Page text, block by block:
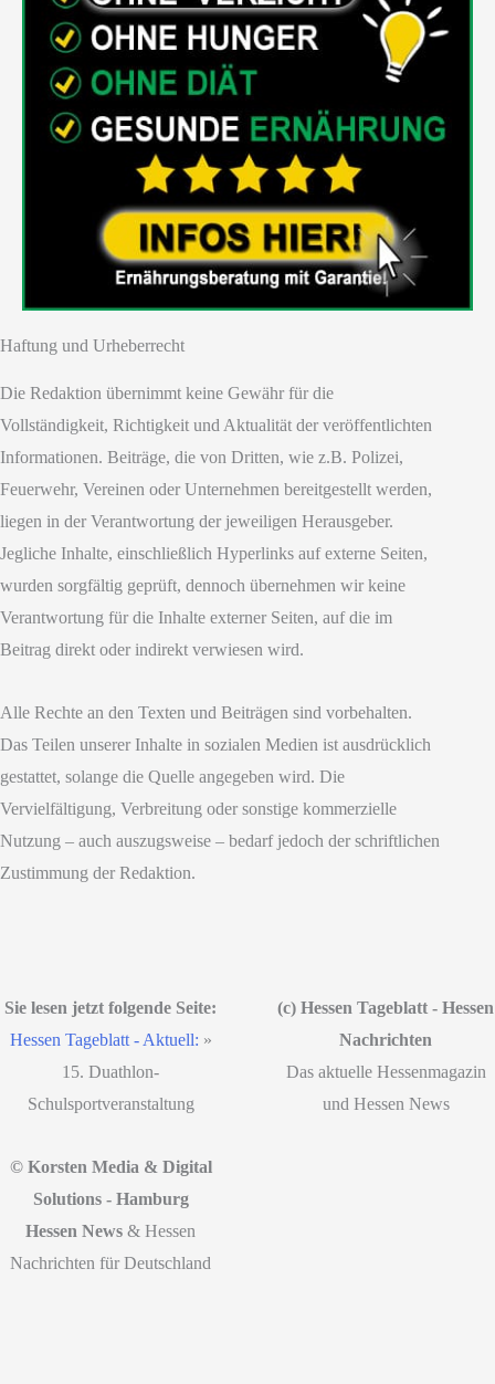
Haftung und Urheberrecht
Die Redaktion übernimmt keine Gewähr für die
Vollständigkeit, Richtigkeit und Aktualität der veröffentlichten
Informationen. Beiträge, die von Dritten, wie z.B. Polizei,
Feuerwehr, Vereinen oder Unternehmen bereitgestellt werden,
liegen in der Verantwortung der jeweiligen Herausgeber.
Jegliche Inhalte, einschließlich Hyperlinks auf externe Seiten,
wurden sorgfältig geprüft, dennoch übernehmen wir keine
Verantwortung für die Inhalte externer Seiten, auf die im
Beitrag direkt oder indirekt verwiesen wird.
Alle Rechte an den Texten und Beiträgen sind vorbehalten.
Das Teilen unserer Inhalte in sozialen Medien ist ausdrücklich
gestattet, solange die Quelle angegeben wird. Die
Vervielfältigung, Verbreitung oder sonstige kommerzielle
Nutzung – auch auszugsweise – bedarf jedoch der schriftlichen
Zustimmung der Redaktion.
Sie lesen jetzt folgende Seite:
Hessen Tageblatt - Aktuell: »
15. Duathlon-
Schulsportveranstaltung
(c) Hessen Tageblatt - Hessen
Nachrichten
Das aktuelle Hessenmagazin
und Hessen News
© Korsten Media & Digital
Solutions - Hamburg
Hessen News & Hessen
Nachrichten für Deutschland